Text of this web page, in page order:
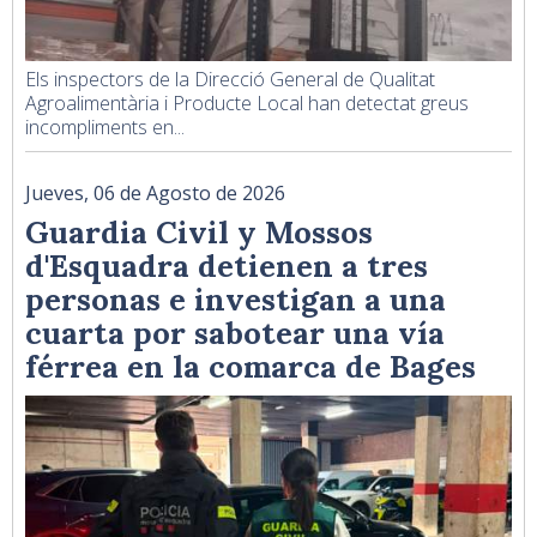
Els inspectors de la Direcció General de Qualitat
Agroalimentària i Producte Local han detectat greus
incompliments en...
Jueves, 06 de Agosto de 2026
Guardia Civil y Mossos
d'Esquadra detienen a tres
personas e investigan a una
cuarta por sabotear una vía
férrea en la comarca de Bages